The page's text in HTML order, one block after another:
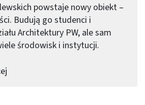
powstaje nowy obiekt –
Budują go studenci i
Architektury PW, ale sam
środowisk i instytucji.
-